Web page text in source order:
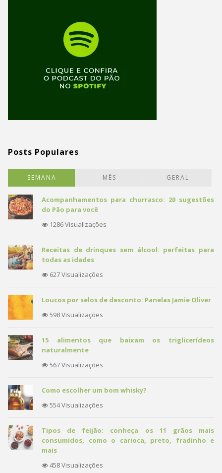
Posts Populares
SEMANA MÊS GERAL
Acompanhamentos para churrasco: 20 sugestões
do Pão para você
1286 Visualizações
Receitas de drinques sem álcool: perfeitas para
todas as idades
627 Visualizações
Loucos por selos de desconto: Panelas Jamie Oliver
598 Visualizações
15 alimentos que baixam os triglicerídeos
naturalmente
567 Visualizações
Como escolher um bom whisky?
554 Visualizações
Tipos de feijão: conheça os 11 grãos mais
consumidos, como o carioca, preto, fradinho e
mais
458 Visualizações